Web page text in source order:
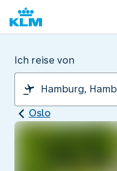
Ich reise von
Oslo